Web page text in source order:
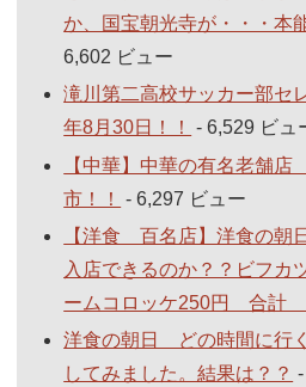
か、国宝朝光寺が・・・本
6,602 ビュー
滝川第二高校サッカー部
年8月30日！！
- 6,529 ビュ
【中華】中華の有名老舗
市！！
- 6,297 ビュー
【洋食 百名店】洋食の
入店できるのか？？ビフ
ームコロッケ250円 合計
洋食の朝日 どの時間に行
してみました。結果は？？